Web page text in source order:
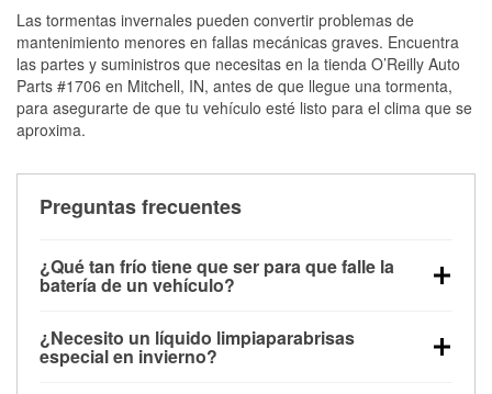
Las tormentas invernales pueden convertir problemas de
mantenimiento menores en fallas mecánicas graves. Encuentra
las partes y suministros que necesitas en la tienda O’Reilly Auto
Parts #1706 en Mitchell, IN, antes de que llegue una tormenta,
para asegurarte de que tu vehículo esté listo para el clima que se
aproxima.
Preguntas frecuentes
¿Qué tan frío tiene que ser para que falle la
batería de un vehículo?
debajo de los 32 °F y puede perder hasta la mitad de
su potencia de arranque cerca de los 0 °F, lo que
¿Necesito un líquido limpiaparabrisas
especial en invierno?